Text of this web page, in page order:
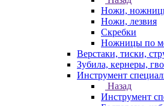
Ножи,
Ножи, лезвия
Скребки
Ножницы по
Верстаки, тиски,
Зубила, кернеры,
Инструмент
Назад
Инструмент